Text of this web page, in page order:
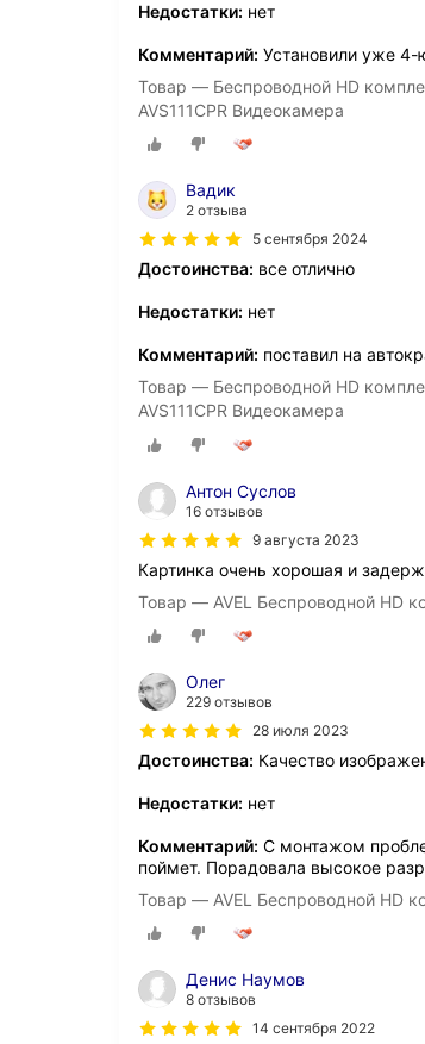
Недостатки: нет
Комментарий: Установили уже 4-
Товар — Беспроводной HD
AVS111CPR Видеокамера
Вадик
2 отзыва
5 сентября 2024
Достоинства: все отлично
Недостатки: нет
Комментарий: поставил на
Товар — Беспроводной HD
AVS111CPR Видеокамера
Антон Суслов
16 отзывов
9 августа 2023
Картинка очень хорошая и
Товар — AVEL Беспроводной HD
Олег
229 отзывов
28 июля 2023
Достоинства: Качество
Недостатки: нет
Комментарий: С монтажом
поймет. Порадовала высокое
Товар — AVEL Беспроводной HD
Денис Наумов
8 отзывов
14 сентября 2022